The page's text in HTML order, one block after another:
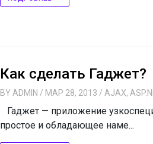
Как сделать Гаджет?
BY ADMIN / МАР 28, 2013 / AJAX,
Гаджет — приложение
простое и обладающее наме...